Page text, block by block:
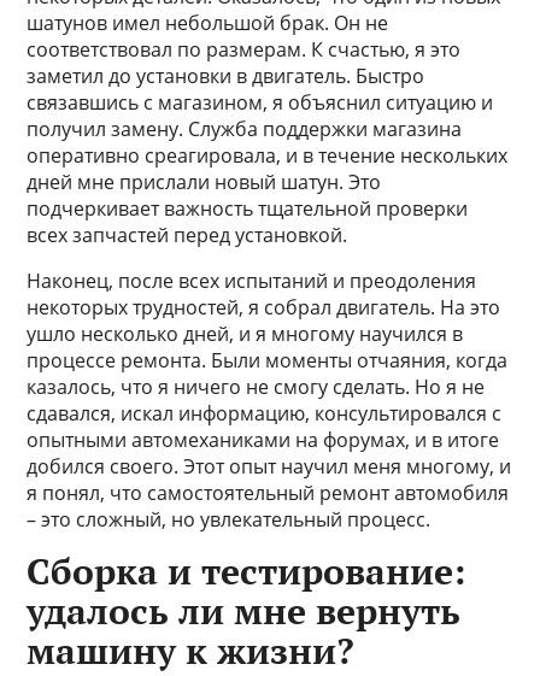
шатунов имел небольшой брак. Он не
соответствовал по размерам. К счастью, я это
заметил до установки в двигатель. Быстро
связавшись с магазином, я объяснил ситуацию и
получил замену. Служба поддержки магазина
оперативно среагировала, и в течение нескольких
дней мне прислали новый шатун. Это
подчеркивает важность тщательной проверки
всех запчастей перед установкой.
Наконец, после всех испытаний и преодоления
некоторых трудностей, я собрал двигатель. На это
ушло несколько дней, и я многому научился в
процессе ремонта. Были моменты отчаяния, когда
казалось, что я ничего не смогу сделать. Но я не
сдавался, искал информацию, консультировался с
опытными автомеханиками на форумах, и в итоге
добился своего. Этот опыт научил меня многому, и
я понял, что самостоятельный ремонт автомобиля
– это сложный, но увлекательный процесс.
Сборка и тестирование:
удалось ли мне вернуть
машину к жизни?